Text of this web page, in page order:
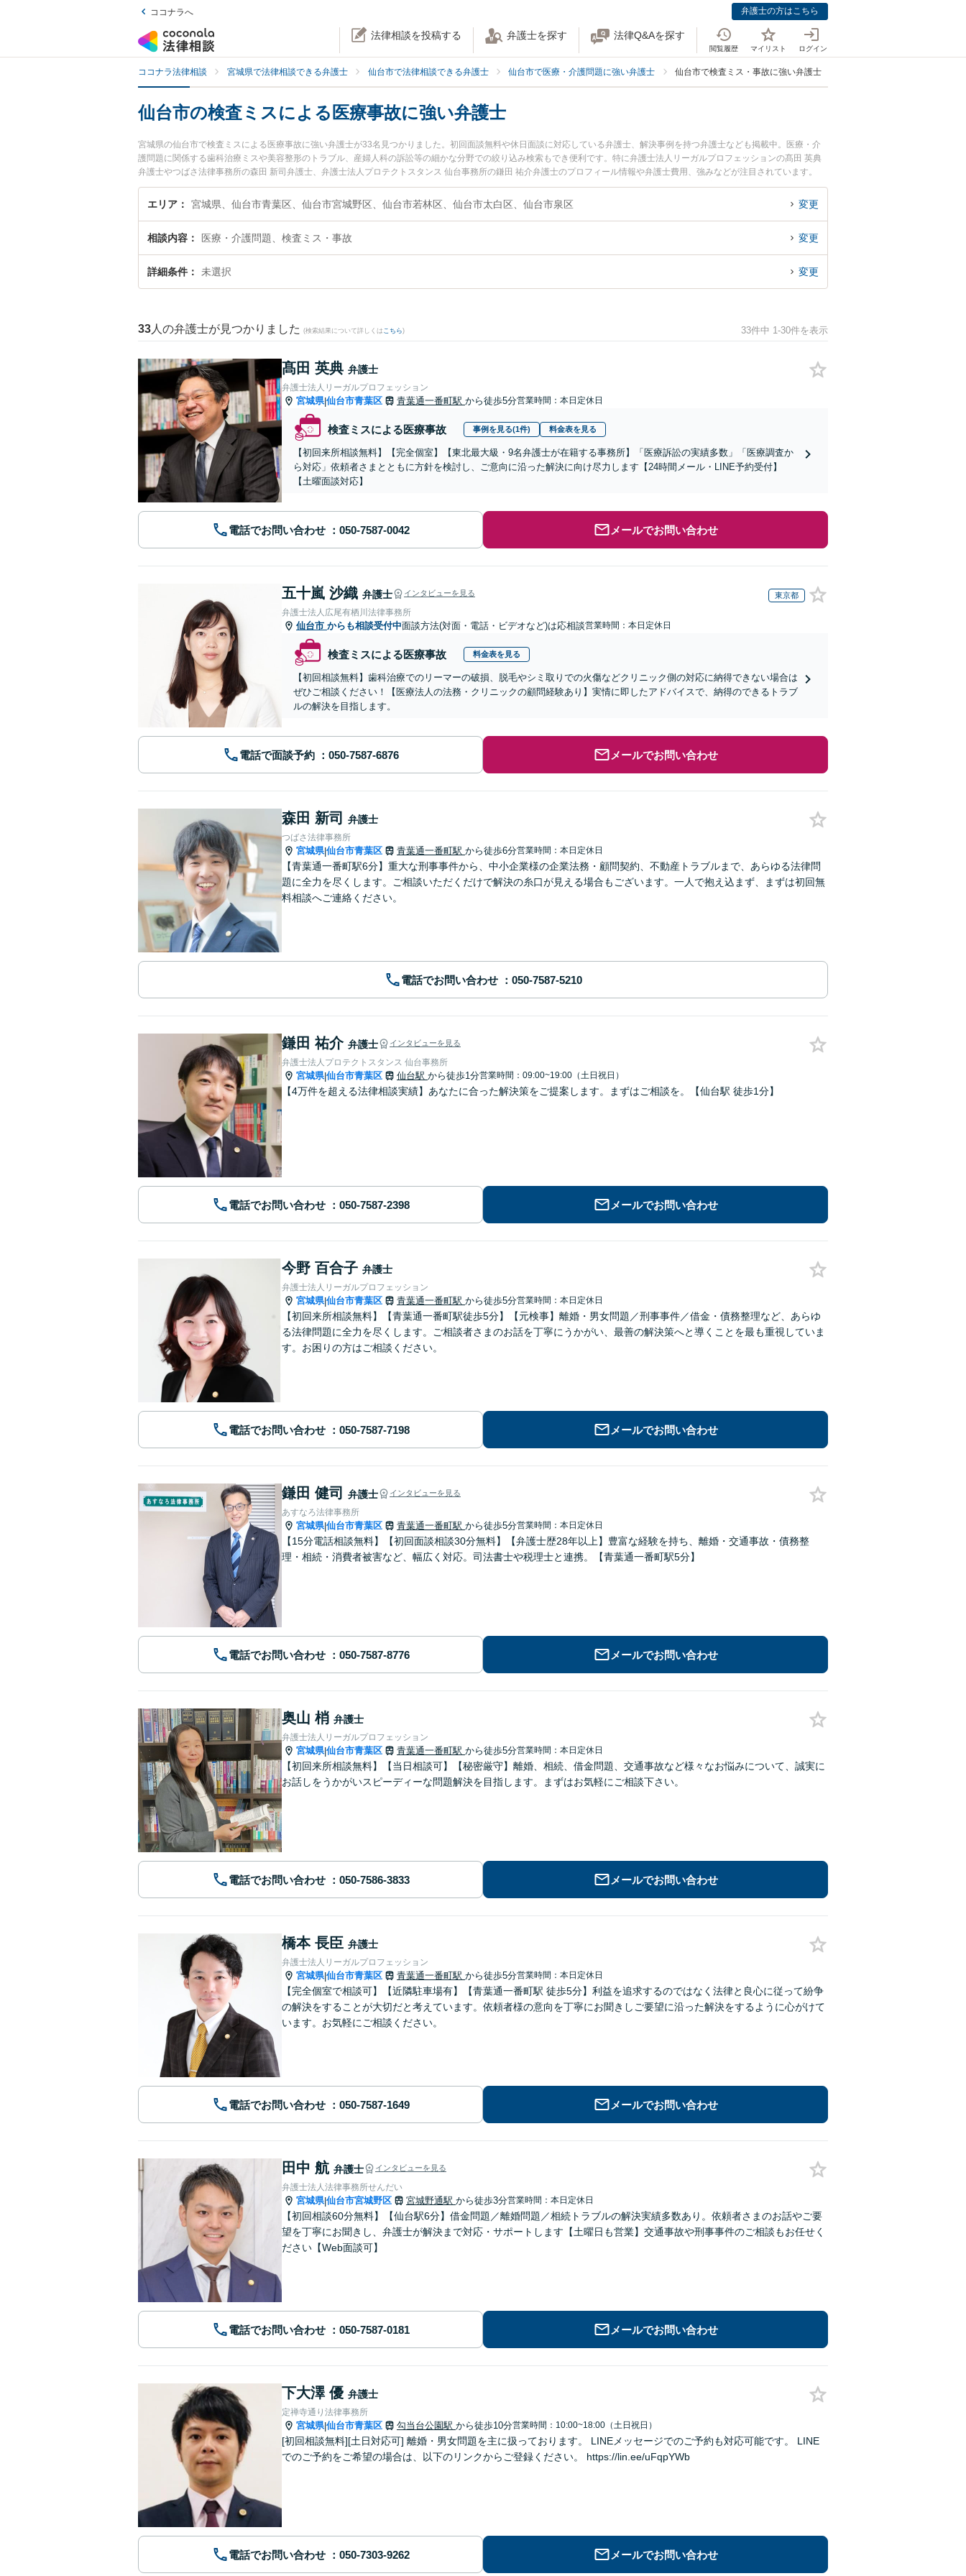
ココナラへ 弁護士の方はこちら
法律相談を投稿する 弁護士を探す 法律Q&Aを探す
閲覧履歴 マイリスト ログイン
ココナラ法律相談 宮城県で法律相談できる弁護士 仙台市で法律相談できる弁護士 仙台市で医療・介護問題に強い弁護士 仙台市で検査ミス・事故に強い弁護士
仙台市の検査ミスによる医療事故に強い弁護士
宮城県の仙台市で検査ミスによる医療事故に強い弁護士が33名見つかりました。初回面談無料や休日面談に対応している弁護士、解決事例を持つ弁護士なども掲載中。医療・介
護問題に関係する歯科治療ミスや美容整形のトラブル、産婦人科の訴訟等の細かな分野での絞り込み検索もでき便利です。特に弁護士法人リーガルプロフェッションの髙田 英典
弁護士やつばさ法律事務所の森田 新司弁護士、弁護士法人プロテクトスタンス 仙台事務所の鎌田 祐介弁護士のプロフィール情報や弁護士費用、強みなどが注目されています。
『仙台市で土日や夜間に発生した検査ミスによる医療事故のトラブルを今すぐに弁護士に相談したい』『検査ミスによる医療事故のトラブル解決の実績豊富な近くの弁護士を検索
したい』『初回相談無料で検査ミスによる医療事故を法律相談できる仙台市内の弁護士に相談予約したい』などでお困りの相談者さんにおすすめです。
エリア 宮城県、仙台市青葉区、仙台市宮城野区、仙台市若林区、仙台市太白区、仙台市泉区 変更
相談内容 医療・介護問題、検査ミス・事故 変更
詳細条件 未選択 変更
33 人の弁護士が見つかりました (検索結果について詳しくは こちら) 33件中 1-30件を表示
髙田 英典 弁護士
弁護士法人リーガルプロフェッション
宮城県|仙台市青葉区 青葉通一番町駅 から徒歩5分営業時間：本日定休日
検査ミスによる医療事故 事例を見る(1件) 料金表を見る
【初回来所相談無料】【完全個室】【東北最大級・9名弁護士が在籍する事務所】「医療訴訟の実績多数」「医療調査か
ら対応」依頼者さまとともに方針を検討し、ご意向に沿った解決に向け尽力します【24時間メール・LINE予約受付】
【土曜面談対応】
電話でお問い合わせ メールでお問い合わせ
五十嵐 沙織 弁護士 インタビューを見る 東京都
弁護士法人広尾有栖川法律事務所
仙台市 からも相談受付中面談方法(対面・電話・ビデオなど)は応相談営業時間：本日定休日
検査ミスによる医療事故 料金表を見る
【初回相談無料】歯科治療でのリーマーの破損、脱毛やシミ取りでの火傷などクリニック側の対応に納得できない場合は
ぜひご相談ください！【医療法人の法務・クリニックの顧問経験あり】実情に即したアドバイスで、納得のできるトラブ
ルの解決を目指します。
電話で面談予約 メールでお問い合わせ
森田 新司 弁護士
つばさ法律事務所
宮城県|仙台市青葉区 青葉通一番町駅 から徒歩6分営業時間：本日定休日
【青葉通一番町駅6分】重大な刑事事件から、中小企業様の企業法務・顧問契約、不動産トラブルまで、あらゆる法律問
題に全力を尽くします。ご相談いただくだけで解決の糸口が見える場合もございます。一人で抱え込まず、まずは初回無
料相談へご連絡ください。
電話でお問い合わせ
鎌田 祐介 弁護士 インタビューを見る
弁護士法人プロテクトスタンス 仙台事務所
宮城県|仙台市青葉区 仙台駅 から徒歩1分営業時間：09:00~19:00（土日祝日）
【4万件を超える法律相談実績】あなたに合った解決策をご提案します。まずはご相談を。【仙台駅 徒歩1分】
電話でお問い合わせ メールでお問い合わせ
今野 百合子 弁護士
弁護士法人リーガルプロフェッション
宮城県|仙台市青葉区 青葉通一番町駅 から徒歩5分営業時間：本日定休日
【初回来所相談無料】【青葉通一番町駅徒歩5分】【元検事】離婚・男女問題／刑事事件／借金・債務整理など、あらゆ
る法律問題に全力を尽くします。ご相談者さまのお話を丁寧にうかがい、最善の解決策へと導くことを最も重視していま
す。お困りの方はご相談ください。
電話でお問い合わせ メールでお問い合わせ
鎌田 健司 弁護士 インタビューを見る
あすなろ法律事務所
宮城県|仙台市青葉区 青葉通一番町駅 から徒歩5分営業時間：本日定休日
【15分電話相談無料】【初回面談相談30分無料】【弁護士歴28年以上】豊富な経験を持ち、離婚・交通事故・債務整
理・相続・消費者被害など、幅広く対応。司法書士や税理士と連携。【青葉通一番町駅5分】
電話でお問い合わせ メールでお問い合わせ
奥山 梢 弁護士
弁護士法人リーガルプロフェッション
宮城県|仙台市青葉区 青葉通一番町駅 から徒歩5分営業時間：本日定休日
【初回来所相談無料】【当日相談可】【秘密厳守】離婚、相続、借金問題、交通事故など様々なお悩みについて、誠実に
お話しをうかがいスピーディーな問題解決を目指します。まずはお気軽にご相談下さい。
電話でお問い合わせ メールでお問い合わせ
橋本 長臣 弁護士
弁護士法人リーガルプロフェッション
宮城県|仙台市青葉区 青葉通一番町駅 から徒歩5分営業時間：本日定休日
【完全個室で相談可】【近隣駐車場有】【青葉通一番町駅 徒歩5分】利益を追求するのではなく法律と良心に従って紛争
の解決をすることが大切だと考えています。依頼者様の意向を丁寧にお聞きしご要望に沿った解決をするように心がけて
います。お気軽にご相談ください。
電話でお問い合わせ メールでお問い合わせ
田中 航 弁護士 インタビューを見る
弁護士法人法律事務所せんだい
宮城県|仙台市宮城野区 宮城野通駅 から徒歩3分営業時間：本日定休日
【初回相談60分無料】【仙台駅6分】借金問題／離婚問題／相続トラブルの解決実績多数あり。依頼者さまのお話やご要
望を丁寧にお聞きし、弁護士が解決まで対応・サポートします【土曜日も営業】交通事故や刑事事件のご相談もお任せく
ださい【Web面談可】
電話でお問い合わせ メールでお問い合わせ
下大澤 優 弁護士
定禅寺通り法律事務所
宮城県|仙台市青葉区 勾当台公園駅 から徒歩10分営業時間：10:00~18:00（土日祝日）
[初回相談無料][土日対応可] 離婚・男女問題を主に扱っております。 LINEメッセージでのご予約も対応可能です。 LINE
でのご予約をご希望の場合は、以下のリンクからご登録ください。 https://lin.ee/uFqpYWb
電話でお問い合わせ メールでお問い合わせ